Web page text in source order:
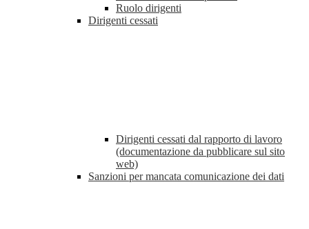
Ruolo dirigenti
Dirigenti cessati
Dirigenti cessati dal rapporto di lavoro
(documentazione da pubblicare sul sito
web)
Sanzioni per mancata comunicazione dei dati